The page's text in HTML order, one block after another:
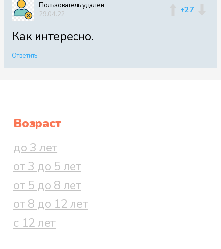
Пользователь удален
29.04.22
+27
Как интересно.
Ответить
Возраст
до 3 лет
от 3 до 5 лет
от 5 до 8 лет
от 8 до 12 лет
с 12 лет